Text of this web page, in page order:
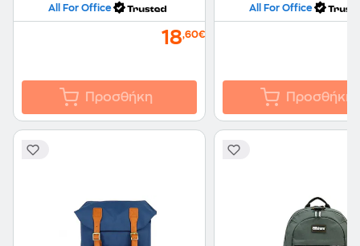
All For Office
18,60€
Προσθήκη
All For Office
Προσθήκη